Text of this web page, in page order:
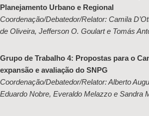
Planejamento Urbano e Regional
Coordenação/Debatedor/Relator: Camila
de Oliveira, Jefferson O. Goulart e Tomás
Grupo de Trabalho 4: Propostas para o
expansão e avaliação do SNPG
Coordenação/Debatedor/Relator: Alberto
Eduardo Nobre, Everaldo Melazzo e Sandra